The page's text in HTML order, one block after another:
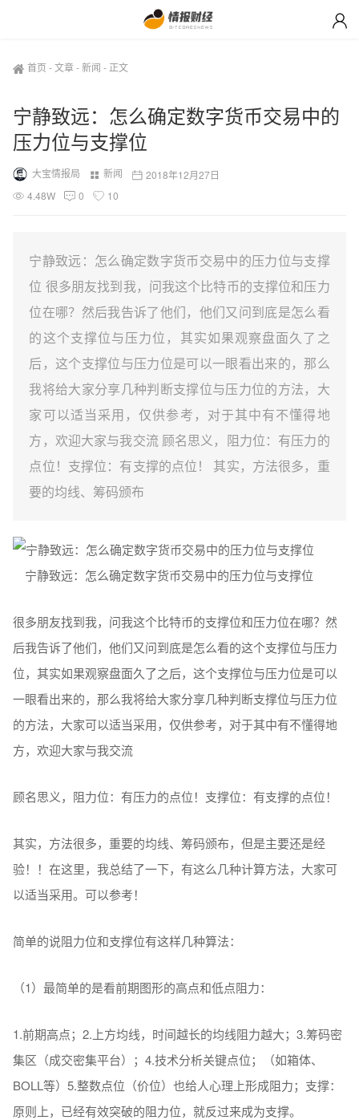
首页 -文章-新闻 - 正文
宁静致远：怎么确定数字货币交易中的
压力位与支撑位
大宝情报局 新闻
2018年12月27日
4.48W
0 10
宁静致远：怎么确定数字货币交易中的压力位与支撑
位 很多朋友找到我，问我这个比特币的支撑位和压力
位在哪？然后我告诉了他们，他们又问到底是怎么看
的这个支撑位与压力位，其实如果观察盘面久了之
后，这个支撑位与压力位是可以一眼看出来的，那么
我将给大家分享几种判断支撑位与压力位的方法，大
家可以适当采用，仅供参考，对于其中有不懂得地
方，欢迎大家与我交流 顾名思义，阻力位：有压力的
点位！支撑位：有支撑的点位！ 其实，方法很多，重
要的均线、筹码颁布
宁静致远：怎么确定数字货币交易中的压力位与支撑位
很多朋友找到我，问我这个比特币的支撑位和压力位在哪？然
后我告诉了他们，他们又问到底是怎么看的这个支撑位与压力
位，其实如果观察盘面久了之后，这个支撑位与压力位是可以
一眼看出来的，那么我将给大家分享几种判断支撑位与压力位
的方法，大家可以适当采用，仅供参考，对于其中有不懂得地
方，欢迎大家与我交流
顾名思义，阻力位：有压力的点位！支撑位：有支撑的点位！
其实，方法很多，重要的均线、筹码颁布，但是主要还是经
验！！在这里，我总结了一下，有这么几种计算方法，大家可
以适当采用。可以参考！
简单的说阻力位和支撑位有这样几种算法：
（1）最简单的是看前期图形的高点和低点阻力：
1.前期高点；2.上方均线，时间越长的均线阻力越大；3.筹码密
集区（成交密集平台）；4.技术分析关键点位；（如箱体、
BOLL等）5.整数点位（价位）也给人心理上形成阻力；支撑：
原则上，已经有效突破的阻力位，就反过来成为支撑。